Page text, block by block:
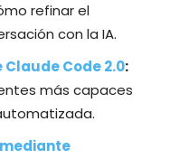
refinar el
con la IA.
Code 2.0:
más capaces